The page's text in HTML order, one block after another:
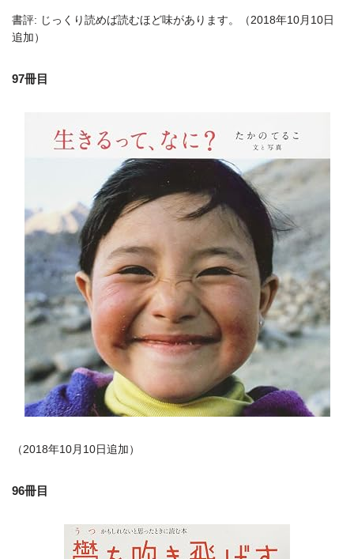
書評: じっくり読めば読むほど味があります。（2018年10月10日
追加）
97冊目
（2018年10月10日追加）
96冊目